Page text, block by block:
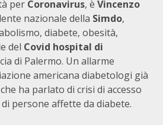
per Coronavirus, è Vincenzo
nazionale della Simdo,
diabete, obesità,
del Covid hospital di
di Palermo. Un allarme
americana diabetologi già
ha parlato di crisi di accesso
persone affette da diabete.